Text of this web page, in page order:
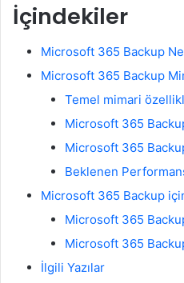
İçindekiler
Microsoft 365 Backup
Microsoft 365 Backup
Temel mimari
Microsoft 365
Microsoft 365
Beklenen
Microsoft 365 Backup
Microsoft 365
Microsoft 365
İlgili Yazılar